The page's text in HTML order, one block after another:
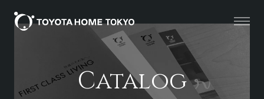
Catalog